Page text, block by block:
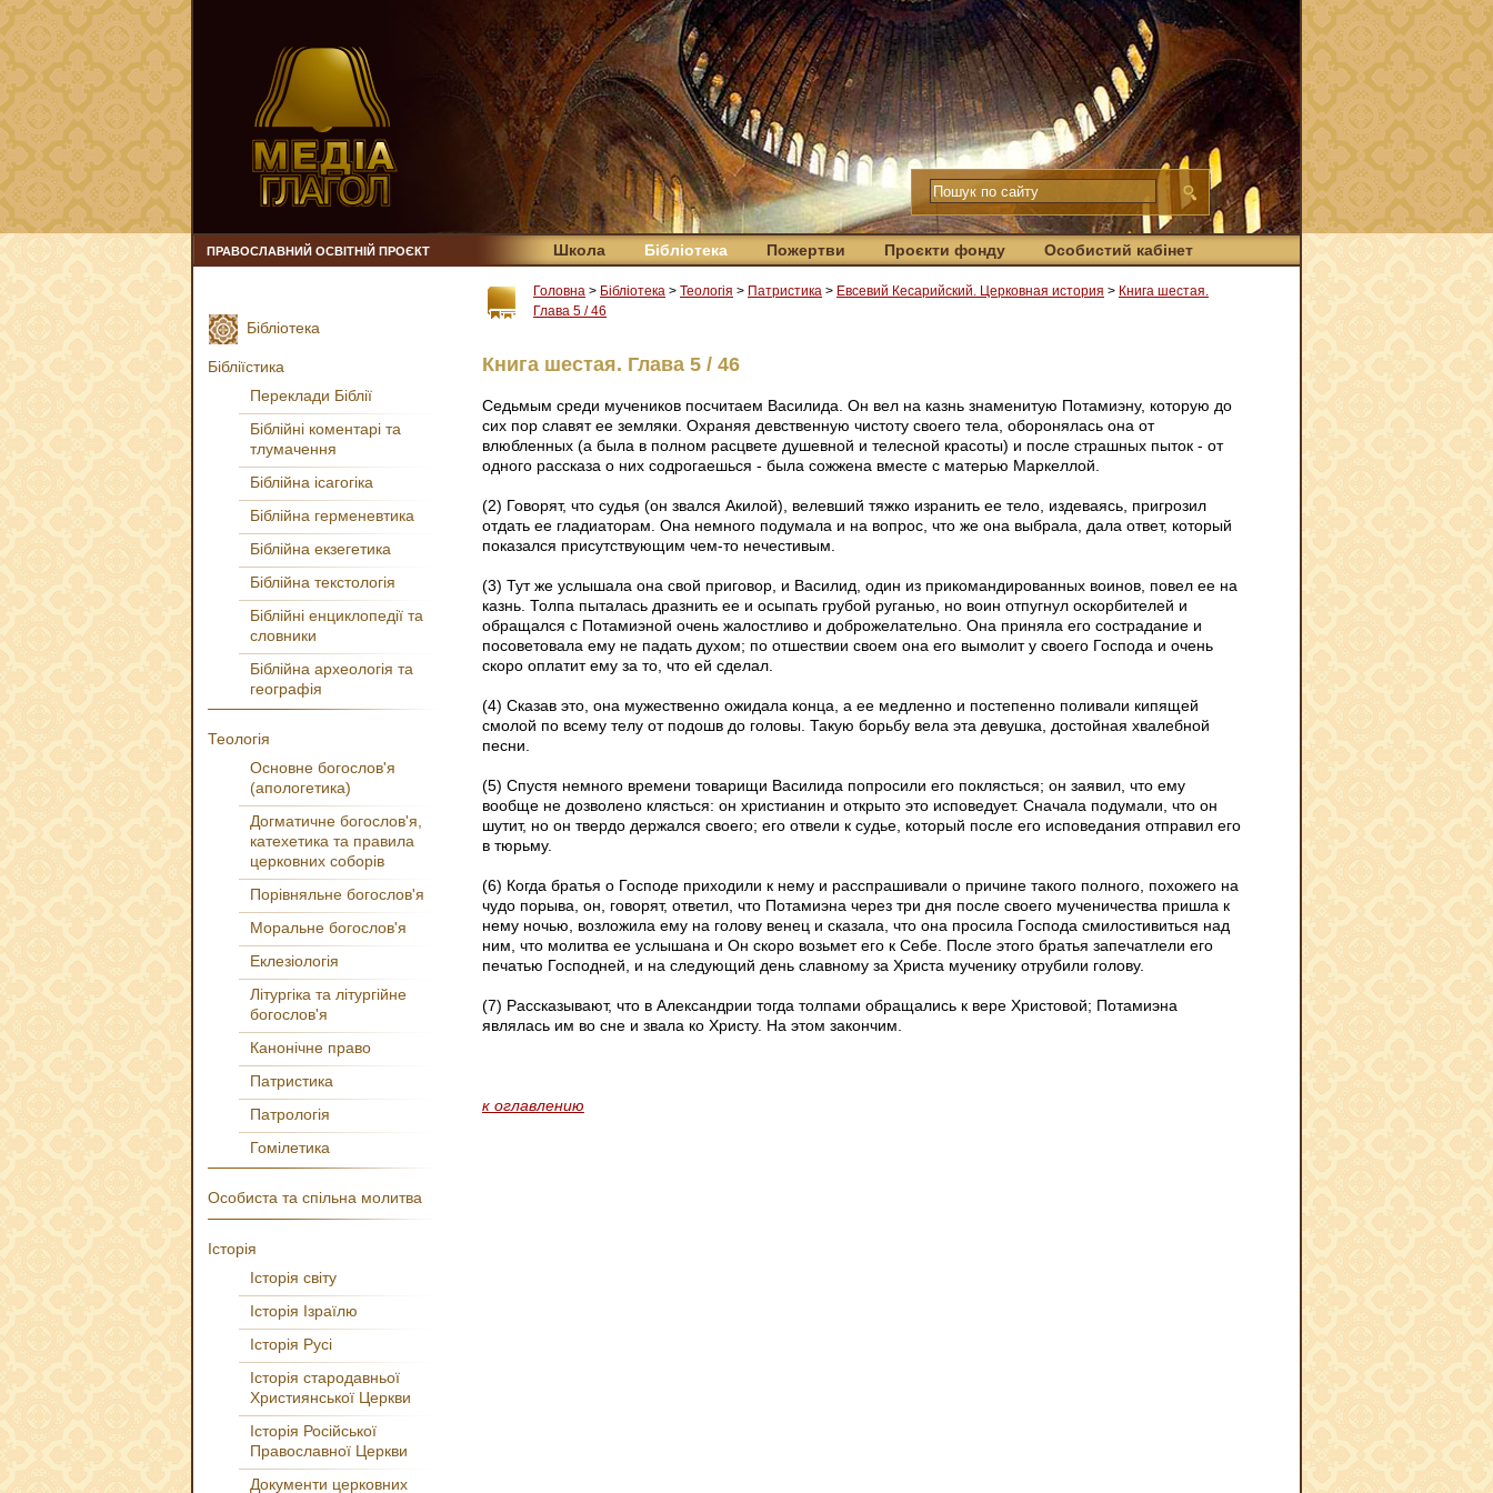
ПРАВОСЛАВНИЙ ОСВІТНІЙ ПРОЄКТ Школа Бібліотека Пожертви Проєкти фонду Особистий кабінет
Головна > Бібліотека > Теологія > Патристика > Евсевий Кесарийский. Церковная история > Книга шестая.
Глава 5 / 46
Книга шестая. Глава 5 / 46
Седьмым среди мучеников посчитаем Василида. Он вел на казнь знаменитую Потамиэну, которую до
сих пор славят ее земляки. Охраняя девственную чистоту своего тела, оборонялась она от
влюбленных (а была в полном расцвете душевной и телесной красоты) и после страшных пыток - от
одного рассказа о них содрогаешься - была сожжена вместе с матерью Маркеллой.
(2) Говорят, что судья (он звался Акилой), велевший тяжко изранить ее тело, издеваясь, пригрозил
отдать ее гладиаторам. Она немного подумала и на вопрос, что же она выбрала, дала ответ, который
показался присутствующим чем-то нечестивым.
(3) Тут же услышала она свой приговор, и Василид, один из прикомандированных воинов, повел ее на
казнь. Толпа пыталась дразнить ее и осыпать грубой руганью, но воин отпугнул оскорбителей и
обращался с Потамиэной очень жалостливо и доброжелательно. Она приняла его сострадание и
посоветовала ему не падать духом; по отшествии своем она его вымолит у своего Господа и очень
скоро оплатит ему за то, что ей сделал.
(4) Сказав это, она мужественно ожидала конца, а ее медленно и постепенно поливали кипящей
смолой по всему телу от подошв до головы. Такую борьбу вела эта девушка, достойная хвалебной
песни.
(5) Спустя немного времени товарищи Василида попросили его поклясться; он заявил, что ему
вообще не дозволено клясться: он христианин и открыто это исповедует. Сначала подумали, что он
шутит, но он твердо держался своего; его отвели к судье, который после его исповедания отправил его
в тюрьму.
(6) Когда братья о Господе приходили к нему и расспрашивали о причине такого полного, похожего на
чудо порыва, он, говорят, ответил, что Потамиэна через три дня после своего мученичества пришла к
нему ночью, возложила ему на голову венец и сказала, что она просила Господа смилостивиться над
ним, что молитва ее услышана и Он скоро возьмет его к Себе. После этого братья запечатлели его
печатью Господней, и на следующий день славному за Христа мученику отрубили голову.
(7) Рассказывают, что в Александрии тогда толпами обращались к вере Христовой; Потамиэна
являлась им во сне и звала ко Христу. На этом закончим.
к оглавлению
Бібліотека
Бібліїстика
Переклади Біблії
Біблійні коментарі та
тлумачення
Біблійна ісагогіка
Біблійна герменевтика
Біблійна екзегетика
Біблійна текстологія
Біблійні енциклопедії та
словники
Біблійна археологія та
географія
Теологія
Основне богослов'я
(апологетика)
Догматичне богослов'я,
катехетика та правила
церковних соборів
Порівняльне богослов'я
Моральне богослов'я
Еклезіологія
Літургіка та літургійне
богослов'я
Канонічне право
Патристика
Патрологія
Гомілетика
Особиста та спільна молитва
Історія
Історія світу
Історія Ізраїлю
Історія Русі
Історія стародавньої
Християнської Церкви
Історія Російської
Православної Церкви
Документи церковних